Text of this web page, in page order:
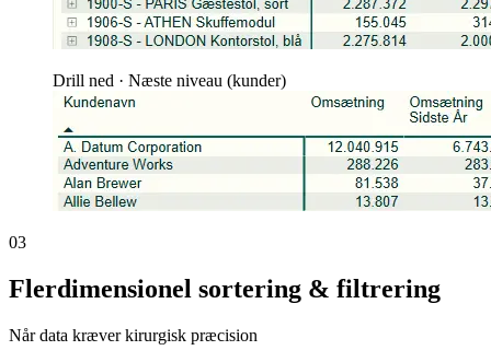
Drill ned · Næste niveau (kunder)
03
Flerdimensionel sortering & filtrering
Når data kræver kirurgisk præcision